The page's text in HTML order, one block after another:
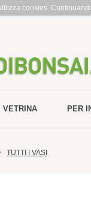
cookies.
VETRINA PER
TUTTI I VASI